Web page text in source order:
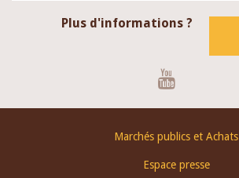
Plus d'informations ?
Marchés publics et Achats
Espace presse